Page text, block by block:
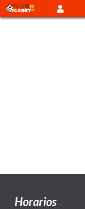
Horarios